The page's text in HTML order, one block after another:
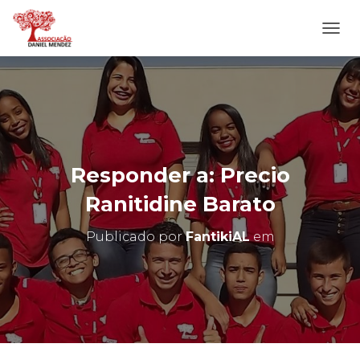
L
T
E
R
N
A
N
A
E
G
O
Responder a: Precio
Ranitidine Barato
Publicado porFantikiALem